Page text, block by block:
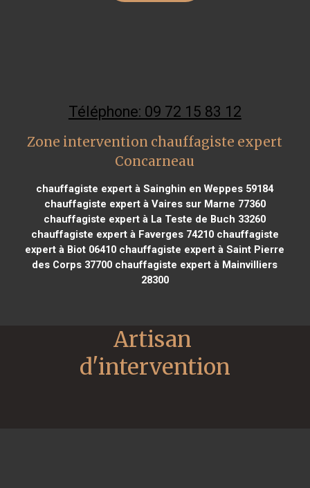
Téléphone: 09 72 15 83 12
Zone intervention chauffagiste expert
Concarneau
chauffagiste expert à Sainghin en Weppes 59184
chauffagiste expert à Vaires sur Marne 77360
chauffagiste expert à La Teste de Buch 33260
chauffagiste expert à Faverges 74210chauffagiste
expert à Biot 06410 chauffagiste expert à Saint Pierre
des Corps 37700 chauffagiste expert à Mainvilliers
28300
Artisan
d'intervention